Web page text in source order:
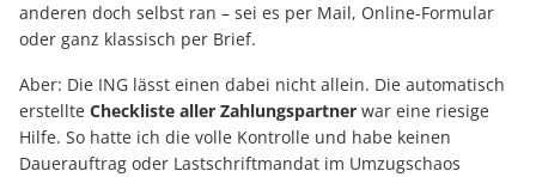
anderen doch selbst ran – sei es per Mail, Online-Formular
oder ganz klassisch per Brief.
Aber: Die ING lässt einen dabei nicht allein. Die automatisch
erstellte Checkliste aller Zahlungspartner war eine riesige
Hilfe. So hatte ich die volle Kontrolle und habe keinen
Dauerauftrag oder Lastschriftmandat im Umzugschaos